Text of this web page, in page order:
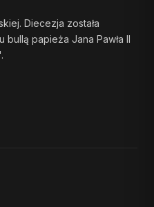
Diecezja została
papieża Jana Pawła II